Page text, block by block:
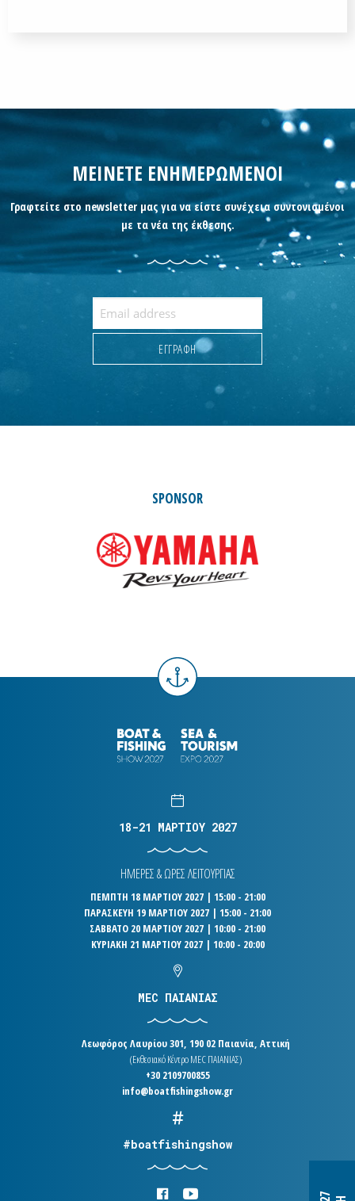
ΜΕΙΝΕΤΕ ΕΝΗΜΕΡΩΜΕΝΟΙ
Γραφτείτε στο newsletter μας για να είστε συνέχεια συντονισμένοι
με τα νέα της έκθεσης.
SPONSOR
18-21 ΜΑΡΤΙΟΥ 2027
ΗΜΕΡΕΣ & ΩΡΕΣ ΛΕΙΤΟΥΡΓΙΑΣ
ΠΕΜΠΤΗ 18 ΜΑΡΤΙΟΥ 2027 | 15:00 - 21:00
ΠΑΡΑΣΚΕΥΗ 19 ΜΑΡΤΙΟΥ 2027 | 15:00 - 21:00
ΣΑΒΒΑΤΟ 20 ΜΑΡΤΙΟΥ 2027 | 10:00 - 21:00
ΚΥΡΙΑΚΗ 21 ΜΑΡΤΙΟΥ 2027 | 10:00 - 20:00
MEC ΠΑΙΑΝΙΑΣ
Λεωφόρος Λαυρίου 301, 190 02 Παιανία, Αττική
(Εκθεσιακό Κέντρο MEC ΠΑΙΑΝΙΑΣ)
+30 2109700855
info@boatfishingshow.gr
#boatfishingshow